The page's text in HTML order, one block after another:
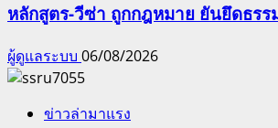
หลักสูตร-วีซ่า ถูกกฎหมาย ยันยึดธรร
ผู้ดูแลระบบ 06/08/2026
ข่าวล่ามาแรง